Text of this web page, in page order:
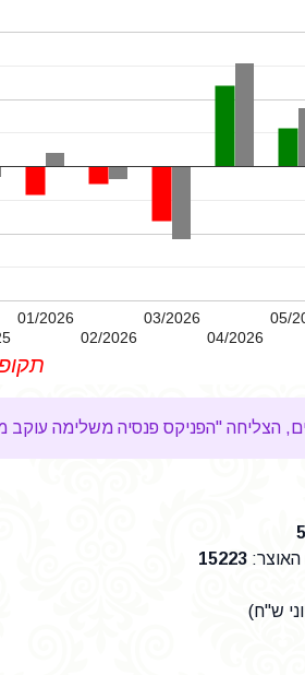
01/2026
02/2026
03/2026
04/2026
05/
:
15223
ש"ח)